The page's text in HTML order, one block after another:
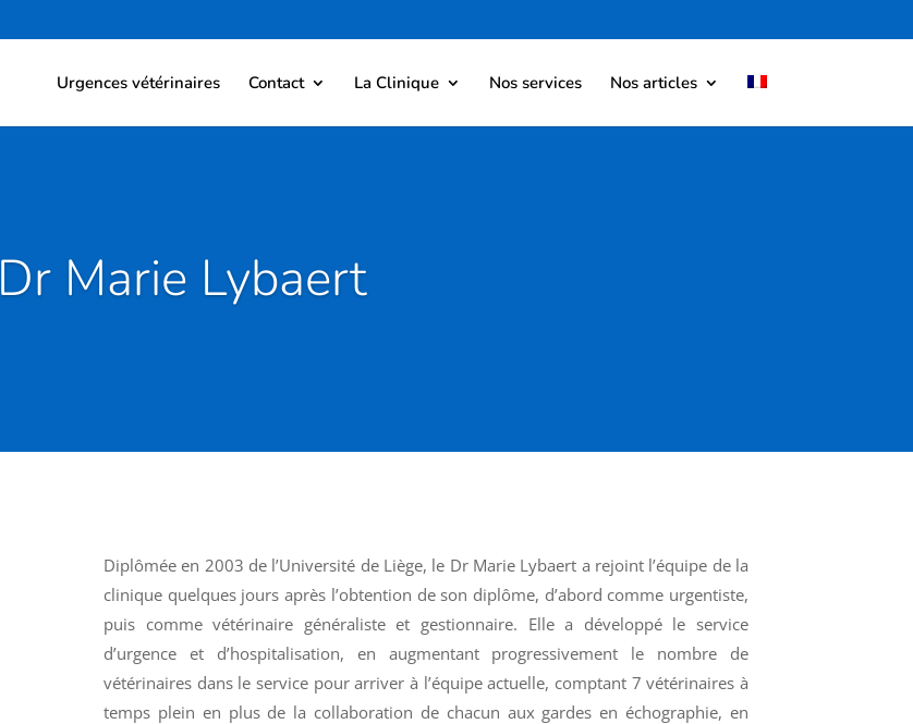
Urgences vétérinaires Contact La Clinique Nos services Nos articles
Dr Marie Lybaert
Diplômée en 2003 de l’Université de Liège, le Dr Marie Lybaert a rejoint l’équipe de la
clinique quelques jours après l’obtention de son diplôme, d’abord comme urgentiste,
puis comme vétérinaire généraliste et gestionnaire. Elle a développé le service
d’urgence et d’hospitalisation, en augmentant progressivement le nombre de
vétérinaires dans le service pour arriver à l’équipe actuelle, comptant 7 vétérinaires à
temps plein en plus de la collaboration de chacun aux gardes en échographie, en